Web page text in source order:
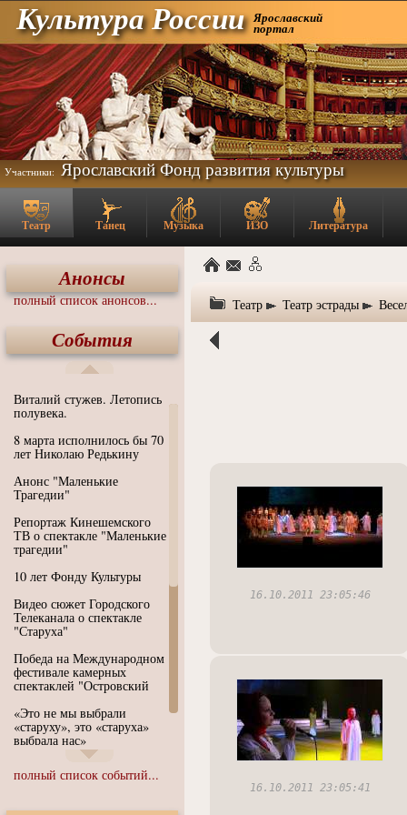
Культура России Ярославский
портал
Участники: Ярославский Фонд развития культуры
Театр Танец Музыка ИЗО Литература
Анонсы
полный список анонсов...
События
Виталий стужев. Летопись
полувека.
8 марта исполнилось бы 70
лет Николаю Редькину
Анонс "Маленькие
Трагедии"
Репортаж Кинешемского
ТВ о спектакле "Маленькие
трагедии"
10 лет Фонду Культуры
Видео сюжет Городского
Телеканала о спектакле
"Старуха"
Победа на Международном
фестивале камерных
спектаклей "Островский
«Это не мы выбрали
«старуху», это «старуха»
выбрала нас»
Иммерсивный спектакль
"Язык чистого полета
полный список событий...
Театр Театр эстрады
16.10.2011 23:05:46
16.10.2011 23:05:41